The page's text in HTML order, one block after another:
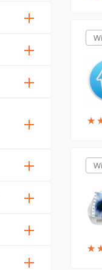
★
★
★
★